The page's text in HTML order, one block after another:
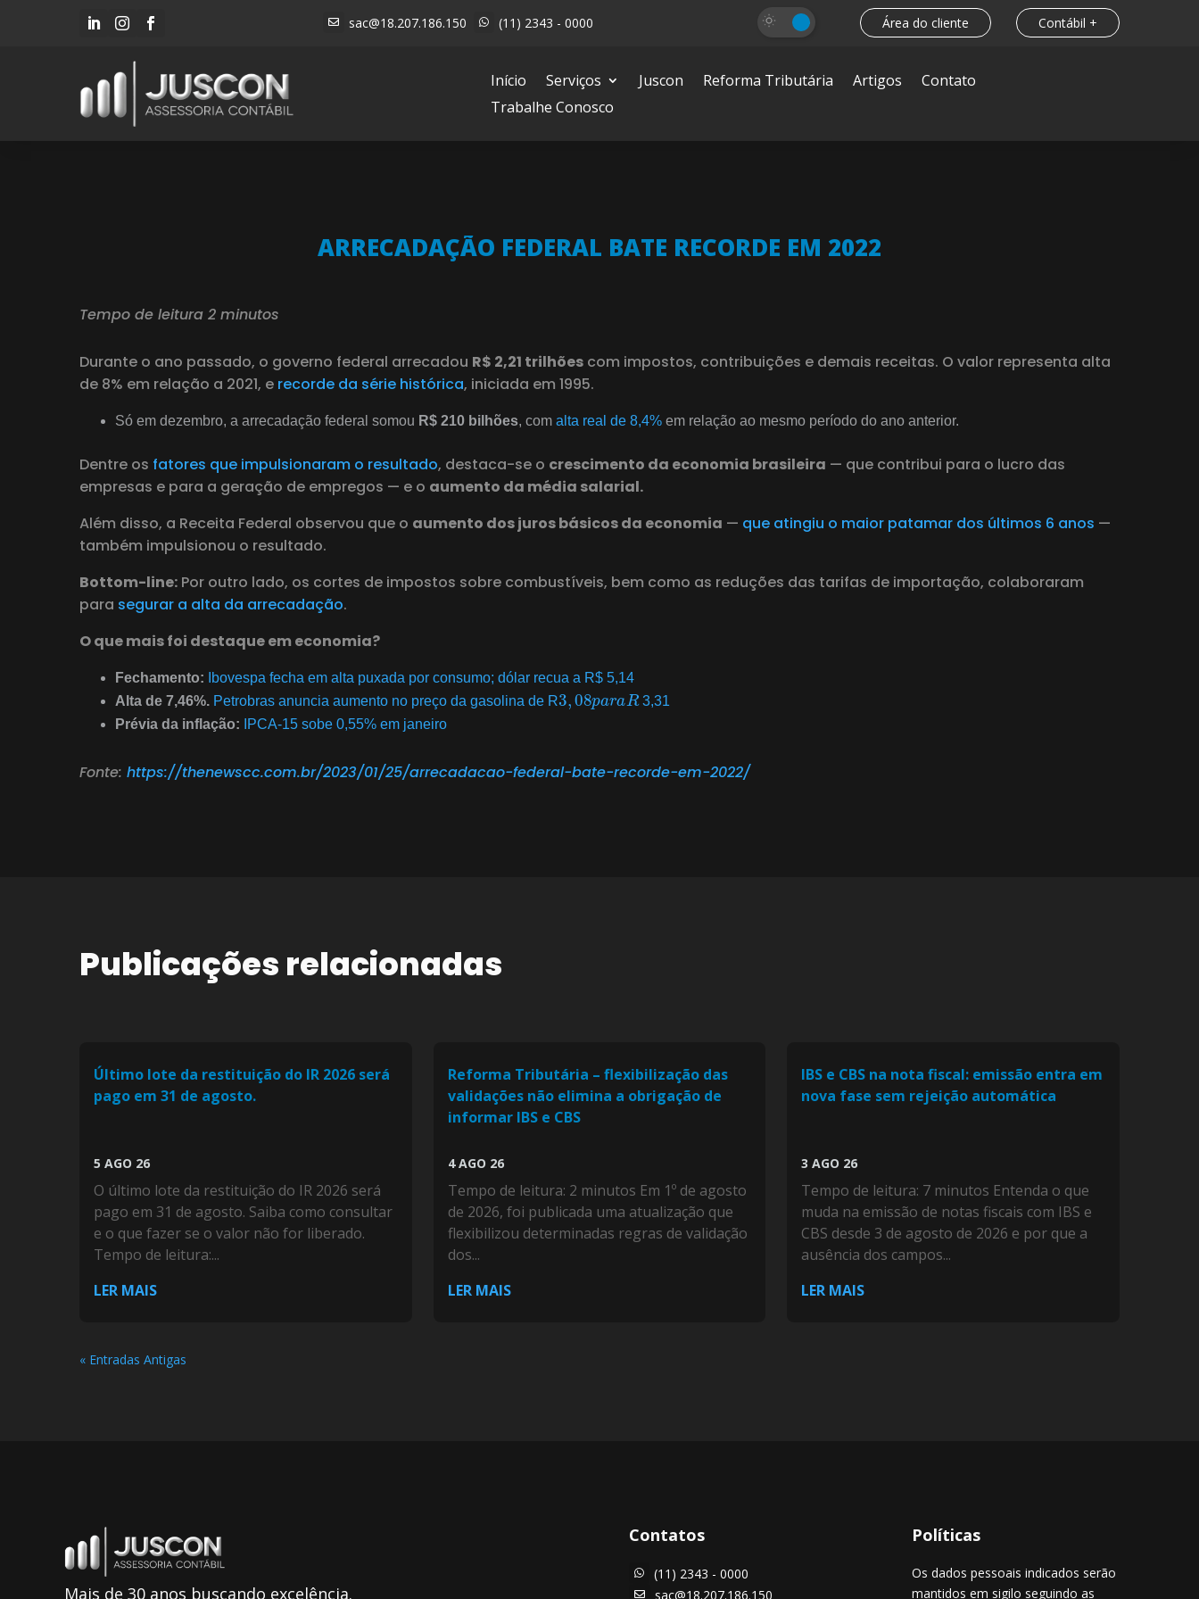
    sac@18.207.186.150  (11) 2343 - 0000 Área do cliente Contábil +
Início Serviços Juscon Reforma Tributária Artigos
Contato
Trabalhe Conosco
ARRECADAÇÃO FEDERAL BATE RECORDE EM 2022
Tempo de leitura 2 minutos
Durante o ano passado, o governo federal arrecadou R$ 2,21 trilhões com impostos, contribuições e demais receitas. O valor representa alta
de 8% em relação a 2021, e recorde da série histórica, iniciada em 1995.
Só em dezembro, a arrecadação federal somou R$ 210 bilhões, com alta real de 8,4% em relação ao mesmo período do ano anterior.
Dentre os fatores que impulsionaram o resultado, destaca-se o crescimento da economia brasileira — que contribui para o lucro das
empresas e para a geração de empregos — e o aumento da média salarial.
Além disso, a Receita Federal observou que o aumento dos juros básicos da economia — que atingiu o maior patamar dos últimos 6 anos —
também impulsionou o resultado.
Bottom-line: Por outro lado, os cortes de impostos sobre combustíveis, bem como as reduções das tarifas de importação, colaboraram
para segurar a alta da arrecadação.
O que mais foi destaque em economia?
Fechamento:
Ibovespa fecha em alta puxada por consumo; dólar recua a R$ 5,14
Alta de 7,46%. Petrobras anuncia aumento no preço da gasolina de R
3 08 R
3,31
Prévia da inflação:
IPCA-15 sobe 0,55% em janeiro
Fonte: https://thenewscc.com.br/2023/01/25/arrecadacao-federal-bate-recorde-em-2022/
Publicações relacionadas
Último lote da restituição do IR 2026 será
pago em 31 de agosto.
5 AGO 26
O último lote da restituição do IR 2026 será
pago em 31 de agosto. Saiba como consultar
e o que fazer se o valor não for liberado.
Tempo de leitura:...
LER MAIS
Reforma Tributária – flexibilização das
validações não elimina a obrigação de
informar IBS e CBS
4 AGO 26
Tempo de leitura: 2 minutos Em 1º de agosto
de 2026, foi publicada uma atualização que
flexibilizou determinadas regras de validação
dos...
LER MAIS
IBS e CBS na nota fiscal: emissão entra em
nova fase sem rejeição automática
3 AGO 26
Tempo de leitura: 7 minutos Entenda o que
muda na emissão de notas fiscais com IBS e
CBS desde 3 de agosto de 2026 e por que a
ausência dos campos...
LER MAIS
« Entradas Antigas
Mais de 30 anos buscando excelência.
Contatos
 (11) 2343 - 0000
 sac@18.207.186.150
Políticas
Os dados pessoais indicados serão
mantidos em sigilo seguindo as